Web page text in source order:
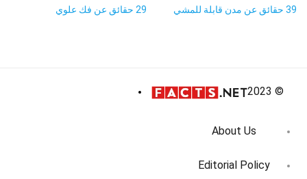
39 حقائق عن مدن قابلة للمشي 29 حقائق عن فك علوي
© 2023
About Us
Editorial Policy